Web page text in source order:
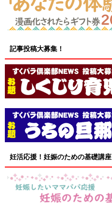
記事投稿大募集！
妊活応援！妊娠のための基礎講座